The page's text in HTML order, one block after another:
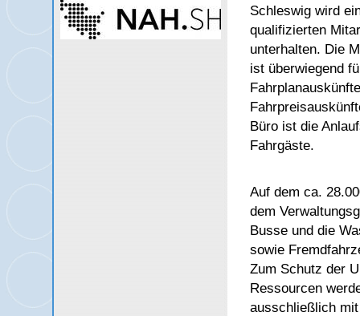
Schleswig wird
qualifizierten
unterhalten. Die
ist überwiegend
Büro ist die
Fahrgäste.
Auf dem ca.
dem
Busse und die
sowie
Zum Schutz der
Ressourcen
ausschließlich